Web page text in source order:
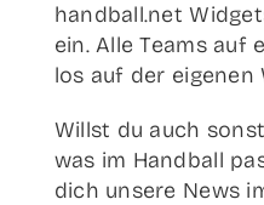
handball.net
ein. Alle Teams
los auf der eige­nen
Willst du auch
was im Hand­ball
dich unse­re News